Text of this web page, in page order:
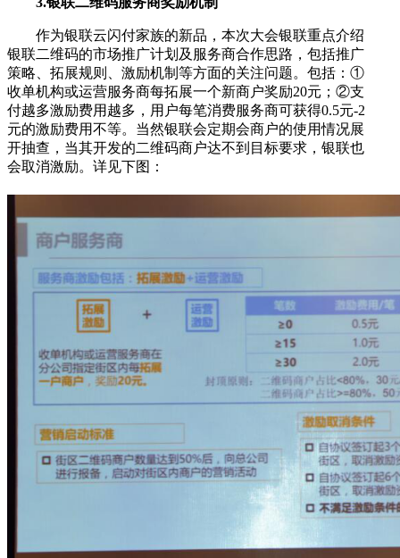
作为银联云闪付家族的新品，本次大会银联重点介绍
银联二维码的市场推广计划及服务商合作思路，包括推广
策略、拓展规则、激励机制等方面的关注问题。包括：①
收单机构或运营服务商每拓展一个新商户奖励20元；②支
付越多激励费用越多，用户每笔消费服务商可获得0.5元-2
元的激励费用不等。当然银联会定期会商户的使用情况展
开抽查，当其开发的二维码商户达不到目标要求，银联也
会取消激励。详见下图：